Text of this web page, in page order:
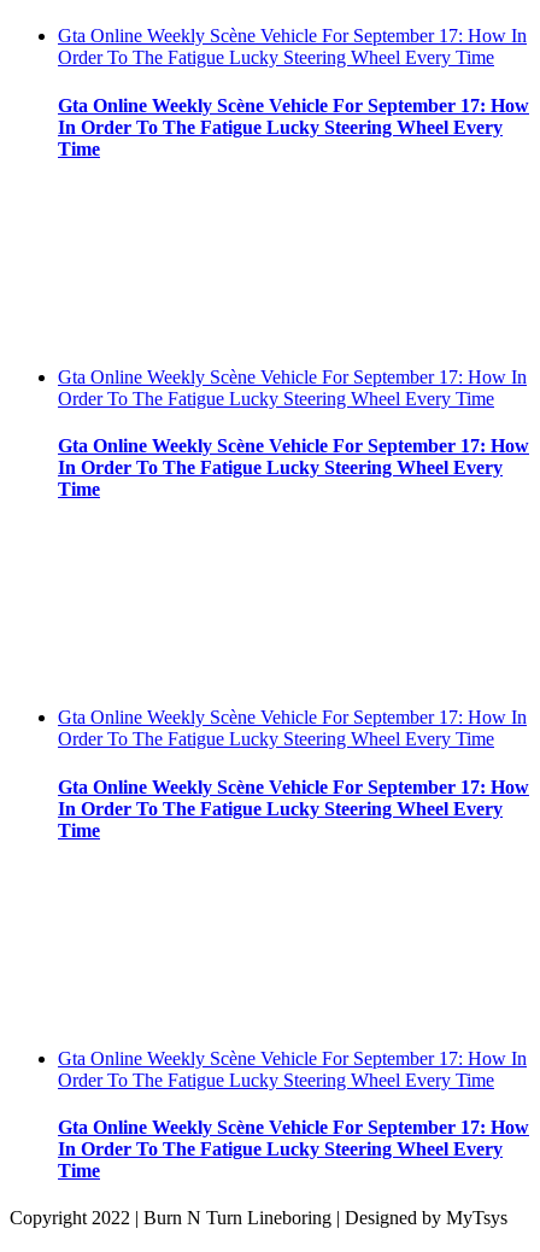
Gta Online Weekly Scène Vehicle For September 17: How In
Order To The Fatigue Lucky Steering Wheel Every Time
Gta Online Weekly Scène Vehicle For September 17: How
In Order To The Fatigue Lucky Steering Wheel Every
Time
Gta Online Weekly Scène Vehicle For September 17: How In
Order To The Fatigue Lucky Steering Wheel Every Time
Gta Online Weekly Scène Vehicle For September 17: How
In Order To The Fatigue Lucky Steering Wheel Every
Time
Gta Online Weekly Scène Vehicle For September 17: How In
Order To The Fatigue Lucky Steering Wheel Every Time
Gta Online Weekly Scène Vehicle For September 17: How
In Order To The Fatigue Lucky Steering Wheel Every
Time
Gta Online Weekly Scène Vehicle For September 17: How In
Order To The Fatigue Lucky Steering Wheel Every Time
Gta Online Weekly Scène Vehicle For September 17: How
In Order To The Fatigue Lucky Steering Wheel Every
Time
Copyright 2022 | Burn N Turn Lineboring | Designed by MyTsys